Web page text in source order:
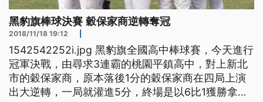
黑豹旗棒球決賽 穀保家商逆轉奪冠
2018/11/18 19:12
1542542252i.jpg 黑豹旗全國高中棒球賽，今天進行
冠軍決戰，由尋求3連霸的桃園平鎮高中，對上新北
市的穀保家商，原本落後1分的穀保家商在四局上演
出大逆轉，一局就灌進5分，終場是以6比1獲勝拿下